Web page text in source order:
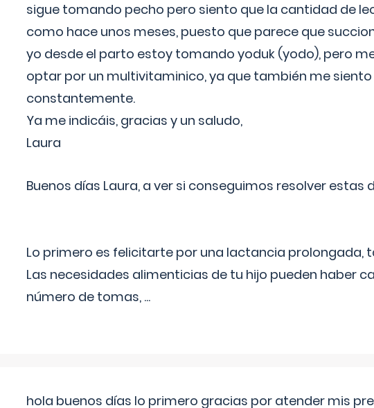
sigue tomando pecho pero siento que la cantidad de
como hace unos meses, puesto que parece que
yo desde el parto estoy tomando yoduk (yodo), pero
optar por un multivitaminico, ya que también me
constantemente.
Ya me indicáis, gracias y un saludo,
Laura
Buenos días Laura, a ver si conseguimos resolver estas
Lo primero es felicitarte por una lactancia prolongada,
Las necesidades alimenticias de tu hijo pueden haber
número de tomas, ...
hola buenos días lo primero gracias por atender mis